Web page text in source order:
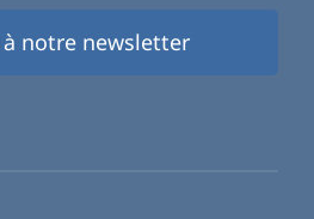
à notre newsletter